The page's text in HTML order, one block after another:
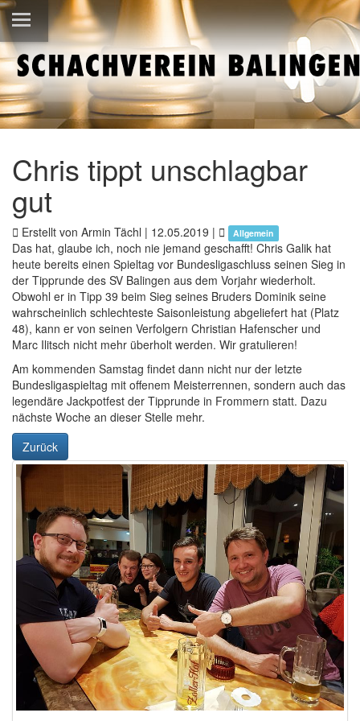
Chris tippt unschlagbar
gut
Erstellt von Armin Tächl | 12.05.2019 | Allgemein
Das hat, glaube ich, noch nie jemand geschafft! Chris Galik hat
heute bereits einen Spieltag vor Bundesligaschluss seinen Sieg in
der Tipprunde des SV Balingen aus dem Vorjahr wiederholt.
Obwohl er in Tipp 39 beim Sieg seines Bruders Dominik seine
wahrscheinlich schlechteste Saisonleistung abgeliefert hat (Platz
48), kann er von seinen Verfolgern Christian Hafenscher und
Marc Ilitsch nicht mehr überholt werden. Wir gratulieren!
Am kommenden Samstag findet dann nicht nur der letzte
Bundesligaspieltag mit offenem Meisterrennen, sondern auch das
legendäre Jackpotfest der Tipprunde in Frommern statt. Dazu
nächste Woche an dieser Stelle mehr.
Zurück